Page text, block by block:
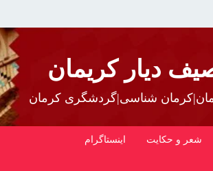
دیار کریمان
شناسی|گردشگری کرمان
شعر و حکایت اینستاگرام